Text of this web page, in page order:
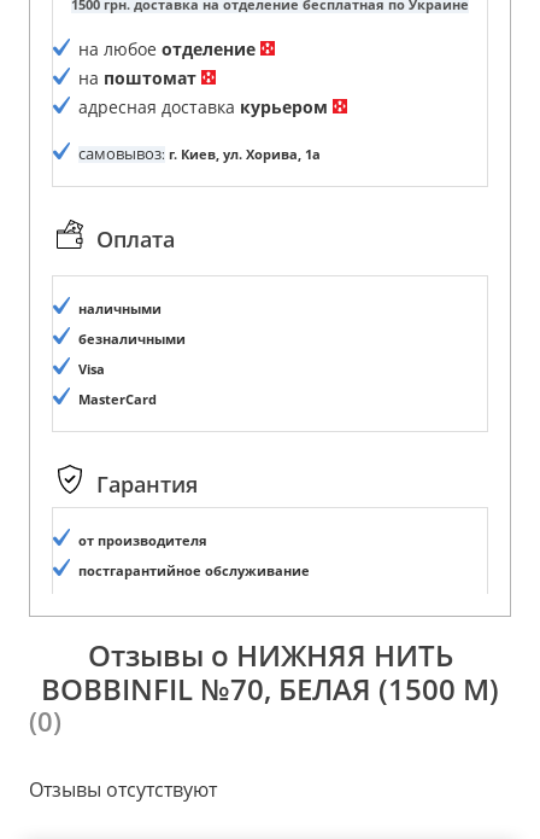
1500 грн. доставка на отделение бесплатная по Украине
на любое отделение
на поштомат
адресная доставка курьером
самовывоз: г. Киев, ул. Хорива, 1а
Оплата
наличными
безналичными
Visa
MasterCard
Гарантия
от производителя
постгарантийное обслуживание
Отзывы о НИЖНЯЯ НИТЬ
BOBBINFIL №70, БЕЛАЯ (1500 М)
(0)
Отзывы отсутствуют